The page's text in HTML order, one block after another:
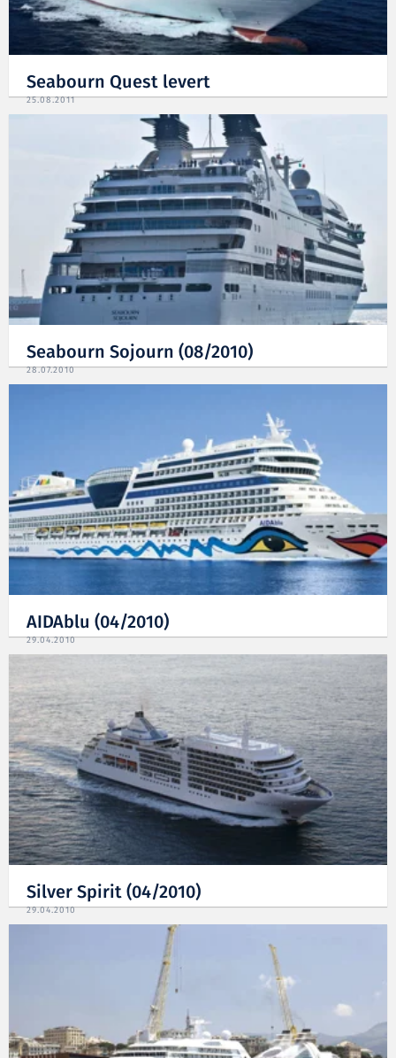
Seabourn Quest levert
25.08.2011
Seabourn Sojourn (08/2010)
28.07.2010
AIDAblu (04/2010)
29.04.2010
Silver Spirit (04/2010)
29.04.2010